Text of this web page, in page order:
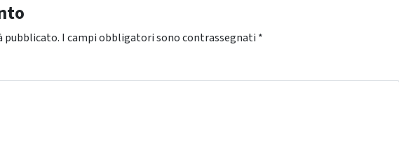
pubblicato. I campi obbligatori sono contrassegnati *